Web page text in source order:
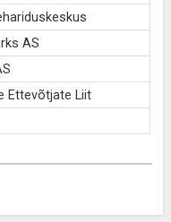
AS
Ettevõtjate Liit